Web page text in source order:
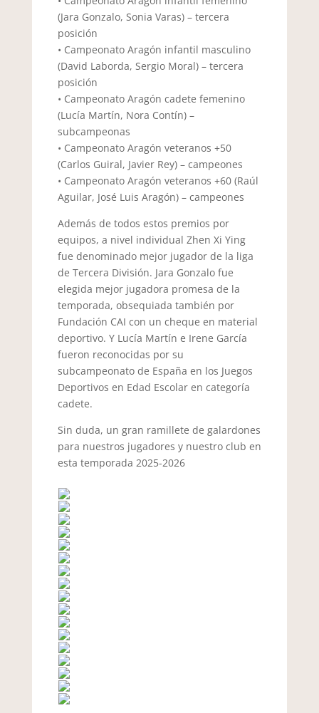
(Jara Gonzalo, Sonia Varas) – tercera
posición
• Campeonato Aragón infantil masculino
(David Laborda, Sergio Moral) – tercera
posición
• Campeonato Aragón cadete femenino
(Lucía Martín, Nora Contín) –
subcampeonas
• Campeonato Aragón veteranos +50
(Carlos Guiral, Javier Rey) – campeones
• Campeonato Aragón veteranos +60 (Raúl
Aguilar, José Luis Aragón) – campeones
Además de todos estos premios por
equipos, a nivel individual Zhen Xi Ying
fue denominado mejor jugador de la liga
de Tercera División. Jara Gonzalo fue
elegida mejor jugadora promesa de la
temporada, obsequiada también por
Fundación CAI con un cheque en material
deportivo. Y Lucía Martín e Irene García
fueron reconocidas por su
subcampeonato de España en los Juegos
Deportivos en Edad Escolar en categoría
cadete.
Sin duda, un gran ramillete de galardones
para nuestros jugadores y nuestro club en
esta temporada 2025-2026